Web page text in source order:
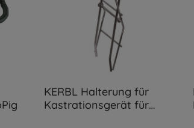
KERBL Halterung für
Kastrationsgerät für